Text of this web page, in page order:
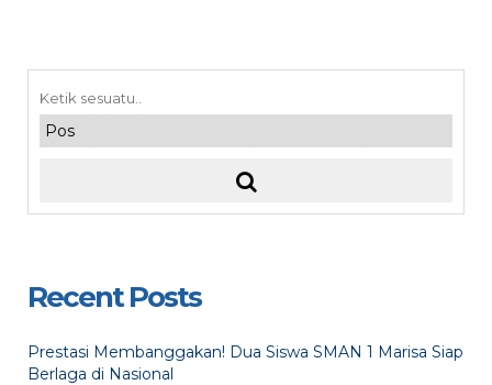
Recent Posts
Prestasi Membanggakan! Dua Siswa SMAN 1 Marisa Siap
Berlaga di Nasional